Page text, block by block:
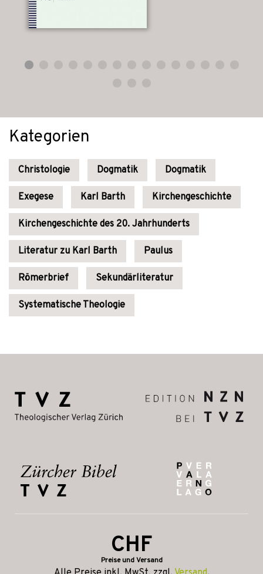
Kategorien
Christologie Dogmatik Dogmatik
Exegese Karl Barth Kirchengeschichte
Kirchengeschichte des 20. Jahrhunderts
Literatur zu Karl Barth Paulus
Römerbrief Sekundärliteratur
Systematische Theologie
CHF
Preise und Versand